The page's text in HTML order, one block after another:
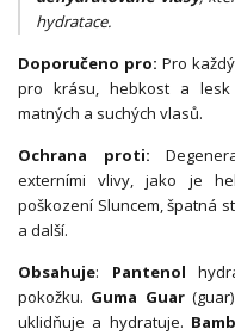
hydratace.
Doporučeno pro: Pro
pro krásu, hebkost a lesk
matných a suchých vlasů.
Ochrana proti:
externími vlivy, jako je
poškození Sluncem, špatná
a další.
Obsahuje: Pantenol
pokožku. Guma Guar
uklidňuje a hydratuje.